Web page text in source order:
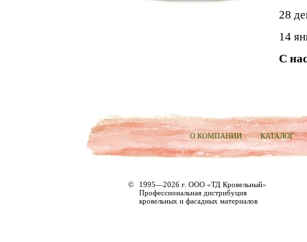
28
14
С
О КОМПАНИИ КАТАЛОГ
©
1995—2026 г. ООО «ТД Кровельный»
Профессиональная дистрибуция
кровельных и фасадных материалов